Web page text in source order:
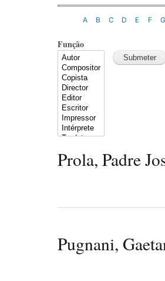
A B C D E F G
Função
Prola, Padre
Pugnani,